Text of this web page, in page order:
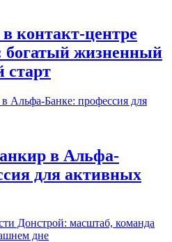
контакт-центре
жизненный
старт
в Альфа-
для активных